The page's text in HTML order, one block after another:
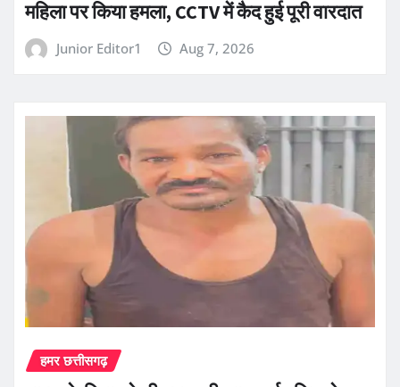
महिला पर किया हमला, CCTV में कैद हुई पूरी वारदात
Junior Editor1 Aug 7, 2026
हमर छत्तीसगढ़